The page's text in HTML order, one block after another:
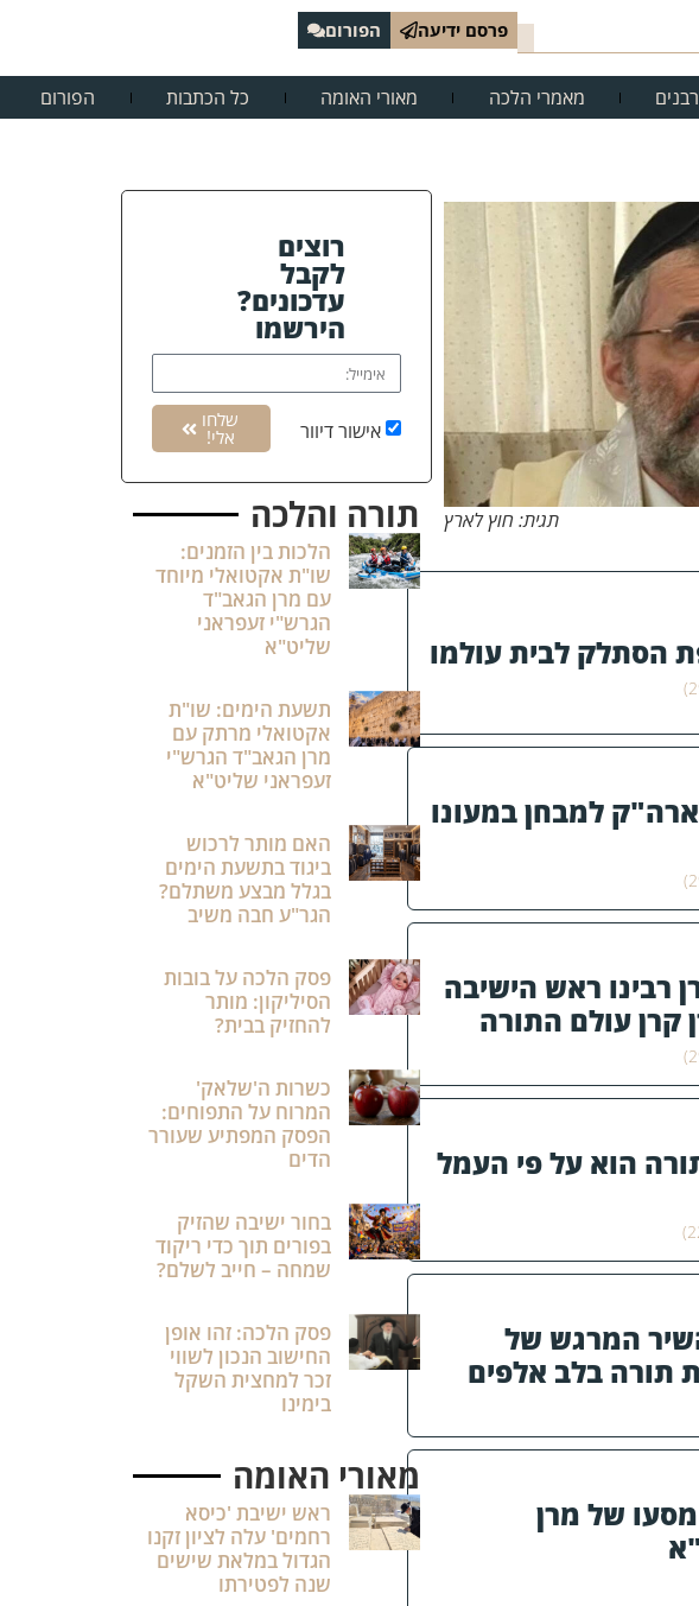
פרסם ידיעה הפורום
רבנים מאמרי הלכה מאורי האומה כל הכתבות הפורום
תגית: חוץ לארץ
הסתלק לבית עולמו
למבחן במעונו
רבינו ראש הישיבה
קרן עולם התורה
הוא על פי העמל
המרגש של
תורה בלב אלפים
מסעו של מרן
רוצים
לקבל
עדכונים?
הירשמו
אישור דיוור שלחו
אלי!
תורה והלכה
הלכות בין הזמנים:
שו"ת אקטואלי מיוחד
עם מרן הגאב"ד
הגרש"י זעפראני
שליט"א
תשעת הימים: שו"ת
אקטואלי מרתק עם
מרן הגאב"ד הגרש"י
זעפראני שליט"א
האם מותר לרכוש
ביגוד בתשעת הימים
בגלל מבצע משתלם?
הגר"ע חבה משיב
פסק הלכה על בובות
הסיליקון: מותר
להחזיק בבית?
כשרות ה'שלאק'
המרוח על התפוחים:
הפסק המפתיע שעורר
הדים
בחור ישיבה שהזיק
בפורים תוך כדי ריקוד
שמחה – חייב לשלם?
פסק הלכה: זהו אופן
החישוב הנכון לשווי
זכר למחצית השקל
בימינו
מאורי האומה
ראש ישיבת 'כיסא
רחמים' עלה לציון זקנו
הגדול במלאת שישים
שנה לפטירתו